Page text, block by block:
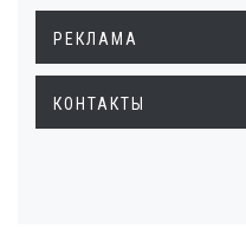
РЕКЛАМА
КОНТАКТЫ